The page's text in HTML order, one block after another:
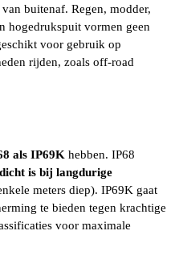
buitenaf. Regen, modder,
hogedrukspuit vormen geen
voor gebruik op
rijden, zoals off-road
als IP69K hebben. IP68
is bij langdurige
meters diep). IP69K gaat
te bieden tegen krachtige
voor maximale